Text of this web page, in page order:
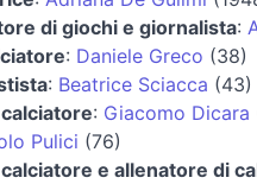
di giochi e giornalista:
: Daniele Greco (38)
: Beatrice Sciacca (43)
: Giacomo Dicara
Pulici (76)
e allenatore di